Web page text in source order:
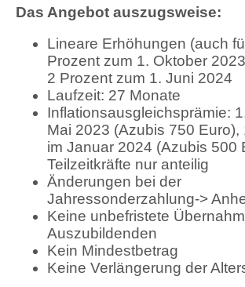
Das Angebot auszugsweise:
Lineare Erhöhungen (auch
Prozent zum 1. Oktober
2 Prozent zum 1. Juni 2024
Laufzeit: 27 Monate
Inflationsausgleichsprämie:
Mai 2023 (Azubis 750 Euro),
im Januar 2024 (Azubis 500
Teilzeitkräfte nur anteilig
Änderungen bei der
Jahressonderzahlung->
Keine unbefristete
Auszubildenden
Kein Mindestbetrag
Keine Verlängerung der